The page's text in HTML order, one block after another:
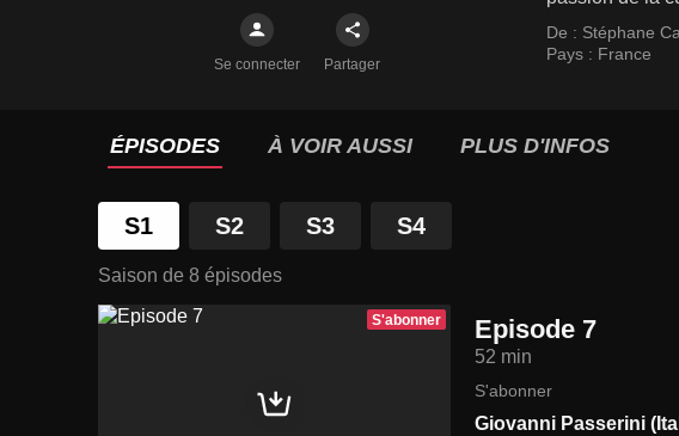
Se connecter Partager
De : Stéphane
Pays : France
ÉPISODES À VOIR AUSSI PLUS D'INFOS
S1 S2 S3 S4
Saison de 8 épisodes
S'abonner Episode 7
52 min
S'abonner
Giovanni Passerini